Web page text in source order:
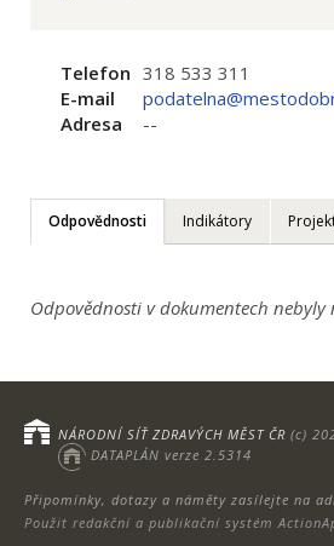
Telefon 318 533 311
E-mail
Adresa
--
Odpovědnosti Indikátory
Odpovědnosti v dokumentech nebyly
Připomínky, dotazy a náměty zasílejte na
Použit redakční a publikační systém
NÁRODNÍ SÍŤ ZDRAVÝCH MĚST ČR (c)
DATAPLÁN verze 2.5314